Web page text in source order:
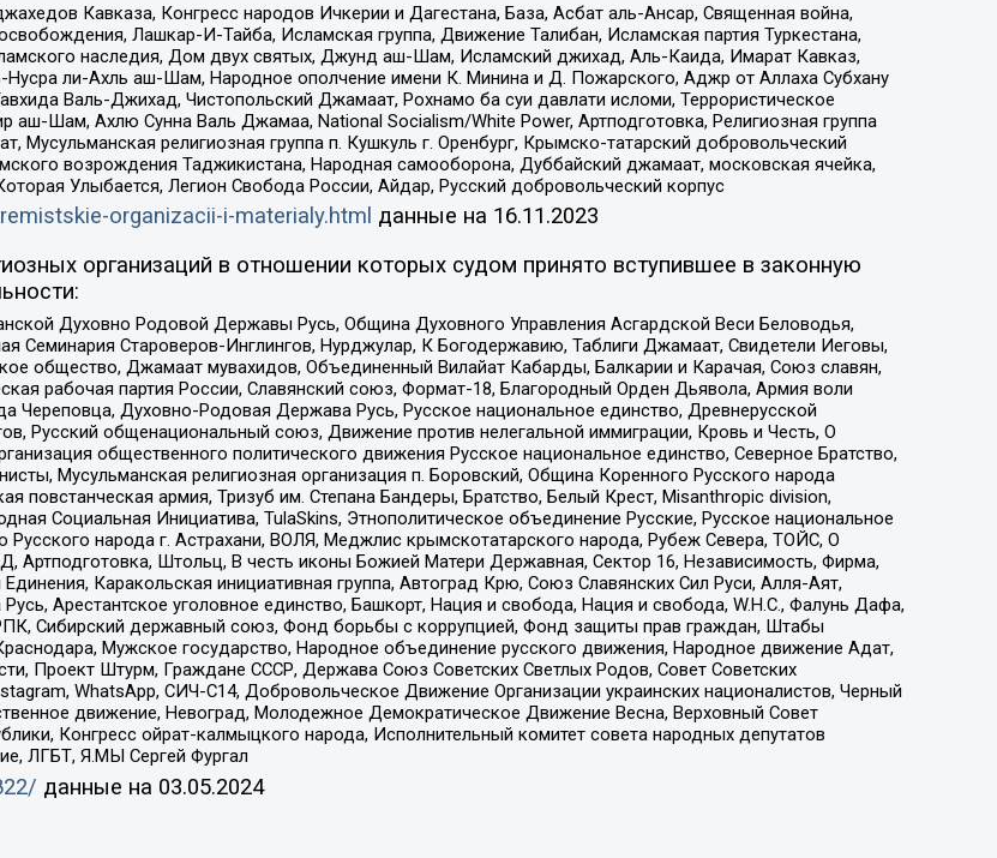
Кавказа, Конгресс народов Ичкерии и Дагестана, База, Асбат аль-Ансар, Священная война,
Лашкар-И-Тайба, Исламская группа, Движение Талибан, Исламская партия Туркестана,
наследия, Дом двух святых, Джунд аш-Шам, Исламский джихад, Аль-Каида, Имарат Кавказ,
ли-Ахль аш-Шам, Народное ополчение имени К. Минина и Д. Пожарского, Аджр от Аллаха Субхану
Валь-Джихад, Чистопольский Джамаат, Рохнамо ба суи давлати исломи, Террористическое
аш-Шам, Ахлю Сунна Валь Джамаа, National Socialism/White Power, Артподготовка, Религиозная группа
Мусульманская религиозная группа п. Кушкуль г. Оренбург, Крымско-татарский добровольческий
возрождения Таджикистана, Народная самооборона, Дуббайский джамаат, московская ячейка,
Улыбается, Легион Свобода России, Айдар, Русский добровольческий корпус
organizacii-i-materialy.html данные на 16.11.2023
организаций в отношении которых судом принято вступившее в законную
Духовно Родовой Державы Русь, Община Духовного Управления Асгардской Веси Беловодья,
Староверов-Инглингов, Нурджулар, К Богодержавию, Таблиги Джамаат, Свидетели Иеговы,
общество, Джамаат мувахидов, Объединенный Вилайат Кабарды, Балкарии и Карачая, Союз славян,
рабочая партия России, Славянский союз, Формат-18, Благородный Орден Дьявола, Армия воли
Череповца, Духовно-Родовая Держава Русь, Русское национальное единство, Древнерусской
Русский общенациональный союз, Движение против нелегальной иммиграции, Кровь и Честь, О
общественного политического движения Русское национальное единство, Северное Братство,
Мусульманская религиозная организация п. Боровский, Община Коренного Русского народа
повстанческая армия, Тризуб им. Степана Бандеры, Братство, Белый Крест, Misanthropic division,
Социальная Инициатива, TulaSkins, Этнополитическое объединение Русские, Русское национальное
народа г. Астрахани, ВОЛЯ, Меджлис крымскотатарского народа, Рубеж Севера, ТОЙС, О
Артподготовка, Штольц, В честь иконы Божией Матери Державная, Сектор 16, Независимость, Фирма,
Каракольская инициативная группа, Автоград Крю, Союз Славянских Сил Руси, Алля-Аят,
Арестантское уголовное единство, Башкорт, Нация и свобода, Нация и свобода, W.H.С., Фалунь Дафа,
Сибирский державный союз, Фонд борьбы с коррупцией, Фонд защиты прав граждан, Штабы
Мужское государство, Народное объединение русского движения, Народное движение Адат,
Проект Штурм, Граждане СССР, Держава Союз Советских Светлых Родов, Совет Советских
WhatsApp, СИЧ-С14, Добровольческое Движение Организации украинских националистов, Черный
движение, Невоград, Молодежное Демократическое Движение Весна, Верховный Совет
Конгресс ойрат-калмыцкого народа, Исполнительный комитет совета народных депутатов
ЛГБТ, Я.МЫ Сергей Фургал
данные на 03.05.2024